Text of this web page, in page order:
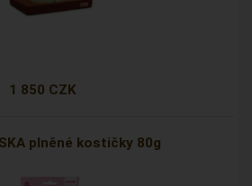
1 850 CZK
plněné kostičky 80g